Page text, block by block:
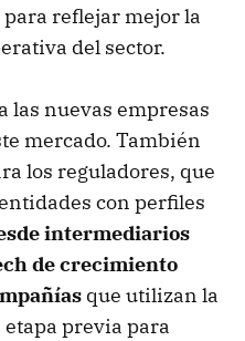
reflejar mejor la
del sector.
las nuevas empresas
mercado. También
los reguladores, que
con perfiles
intermediarios
de crecimiento
que utilizan la
previa para